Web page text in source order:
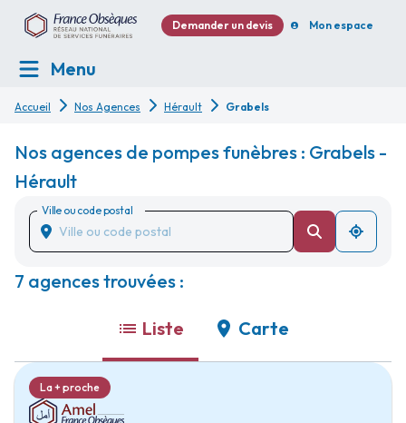
Demander un devis Mon espace
Menu
Accueil Nos Agences Hérault Grabels
Nos agences de pompes funèbres : Grabels -
Hérault
Ville ou code postal
7 agences trouvées :
Liste Carte
La + proche